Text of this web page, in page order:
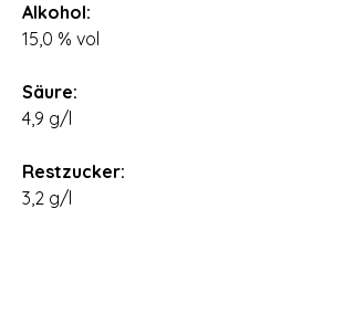
Alkohol:
15,0 % vol
Säure:
4,9 g/l
Restzucker:
3,2 g/l